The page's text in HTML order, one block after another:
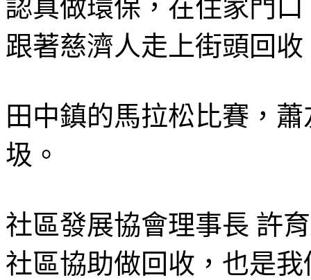
認真做環保，在住家門
跟著慈濟人走上街頭回
田中鎮的馬拉松比賽，
圾。
社區發展協會理事長 許
社區協助做回收，也是